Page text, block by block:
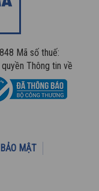
Mã số thuế:
Thông tin về
MẬT